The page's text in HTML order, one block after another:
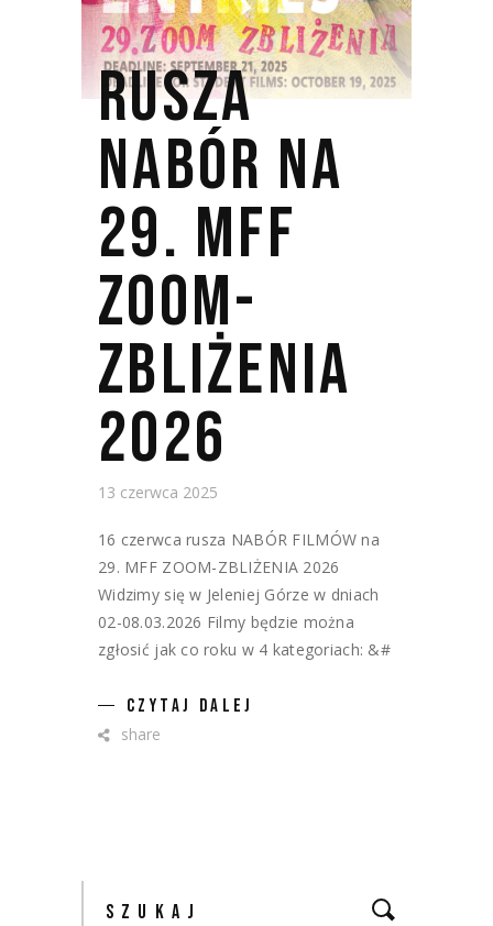
RUSZA
NABÓR NA
29. MFF
ZOOM-
ZBLIŻENIA
2026
13 czerwca 2025
16 czerwca rusza NABÓR FILMÓW na
29. MFF ZOOM-ZBLIŻENIA 2026
Widzimy się w Jeleniej Górze w dniach
02-08.03.2026 Filmy będzie można
zgłosić jak co roku w 4 kategoriach: &#
CZYTAJ DALEJ
share
Szukaj: